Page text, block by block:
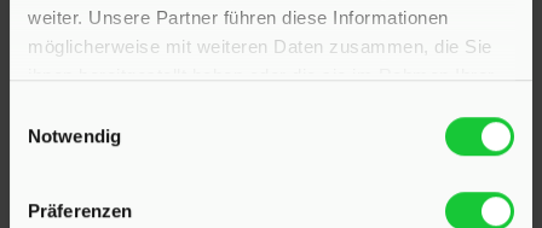
weiter. Unsere Partner führen diese Informationen
möglicherweise mit weiteren Daten zusammen, die Sie
Notwendig
Präferenzen
24568 Kaltenkirchen